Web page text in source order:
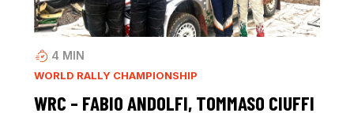
4 MIN
WORLD RALLY CHAMPIONSHIP
WRC – FABIO ANDOLFI, TOMMASO CIUFFI